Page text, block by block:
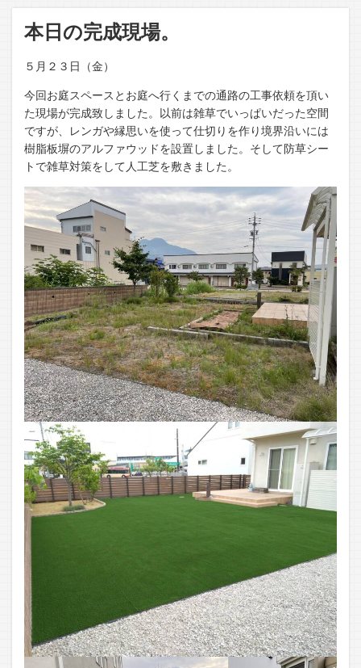
本日の完成現場。
５月２３日（金）
今回お庭スペースとお庭へ行くまでの通路の工事依頼を頂い
た現場が完成致しました。以前は雑草でいっぱいだった空間
ですが、レンガや縁思いを使って仕切りを作り境界沿いには
樹脂板塀のアルファウッドを設置しました。そして防草シー
トで雑草対策をして人工芝を敷きました。